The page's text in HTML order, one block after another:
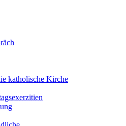
katholische Kirche